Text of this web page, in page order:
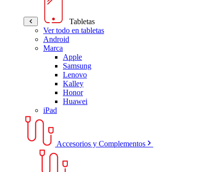
Tabletas
Ver todo en tabletas
Android
Marca
Apple
Samsung
Lenovo
Kalley
Honor
Huawei
iPad
Accesorios y Complementos